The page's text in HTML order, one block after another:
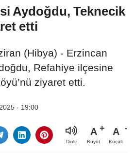
Aydoğdu, Teknecik
etti
(Hibya) - Erzincan
Refahiye ilçesine
ziyaret etti.
- 19:00
Dinle
A
Büyüt
A
Küçült